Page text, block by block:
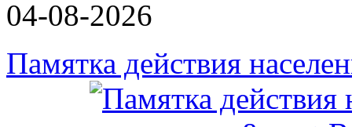
04-08-2026
Памятка действия